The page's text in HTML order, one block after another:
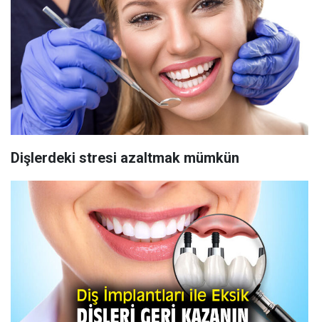
Dişlerdeki stresi azaltmak mümkün